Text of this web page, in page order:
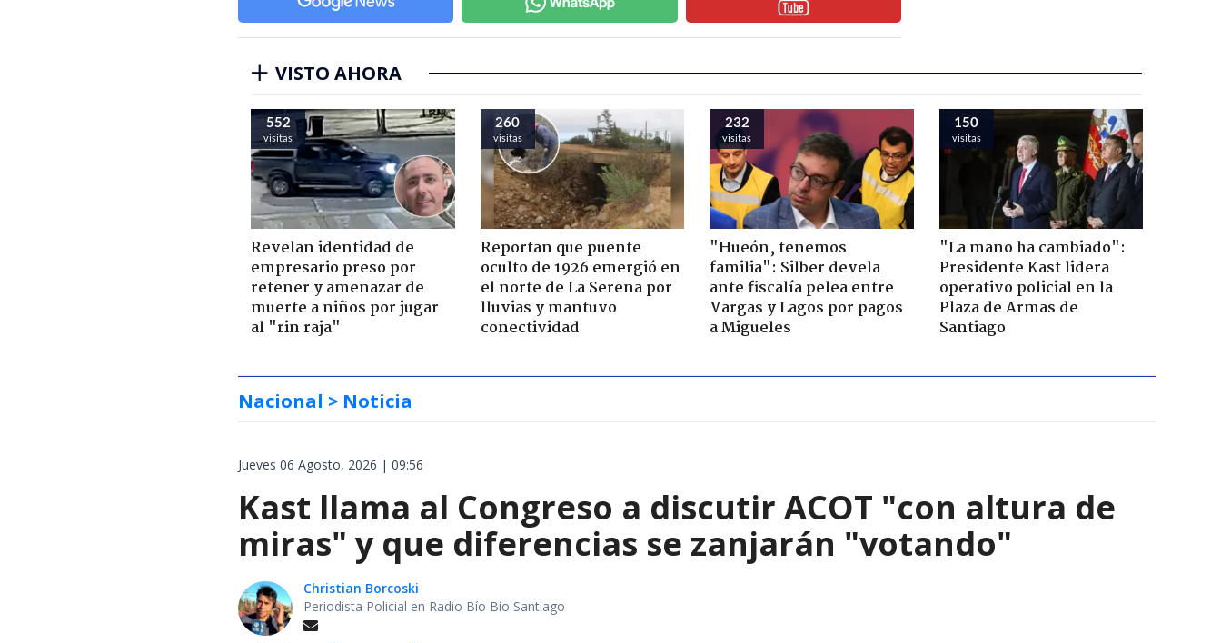
VISTO AHORA
552
visitas
Revelan identidad de
empresario preso por
retener y amenazar de
muerte a niños por jugar
al "rin raja"
260
visitas
Reportan que puente
oculto de 1926 emergió en
el norte de La Serena por
lluvias y mantuvo
conectividad
232
visitas
"Hueón, tenemos
familia": Silber devela
ante fiscalía pelea entre
Vargas y Lagos por pagos
a Migueles
150
visitas
"La mano ha cambiado":
Presidente Kast lidera
operativo policial en la
Plaza de Armas de
Santiago
Nacional > Noticia
Jueves 06 Agosto, 2026 | 09:56
Kast llama al Congreso a discutir ACOT "con altura de
miras" y que diferencias se zanjarán "votando"
Christian Borcoski
Periodista Policial en Radio Bío Bío Santiago